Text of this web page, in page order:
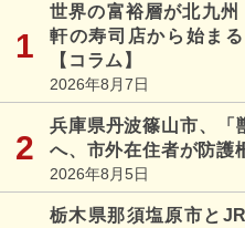
世界の富裕層が北九
軒の寿司店から始ま
【コラム】
2026年8月7日
兵庫県丹波篠山市、「
へ、市外在住者が防護
2026年8月5日
栃木県那須塩原市と